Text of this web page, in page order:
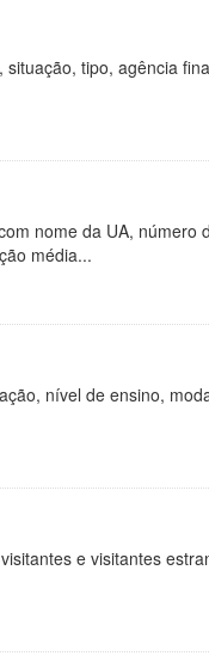
tipo, agência
nome da UA, número
média...
nível de ensino,
e visitantes